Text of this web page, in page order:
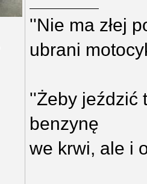
''Nie ma złej
ubrani
''Żeby jeździć
benzynę
we krwi, ale i